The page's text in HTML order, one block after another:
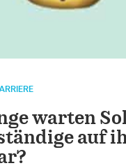
warten
auf